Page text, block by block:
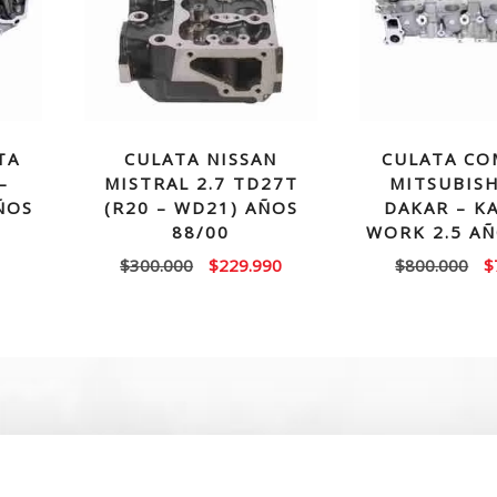
CULATA NISSAN
MISTRAL 2.7 TD27T
(R20 – WD21) AÑOS
88/00
$300.000
El
$229.990El
CULATA
DAKAR –
WORK 2.5
$800.000
El
$